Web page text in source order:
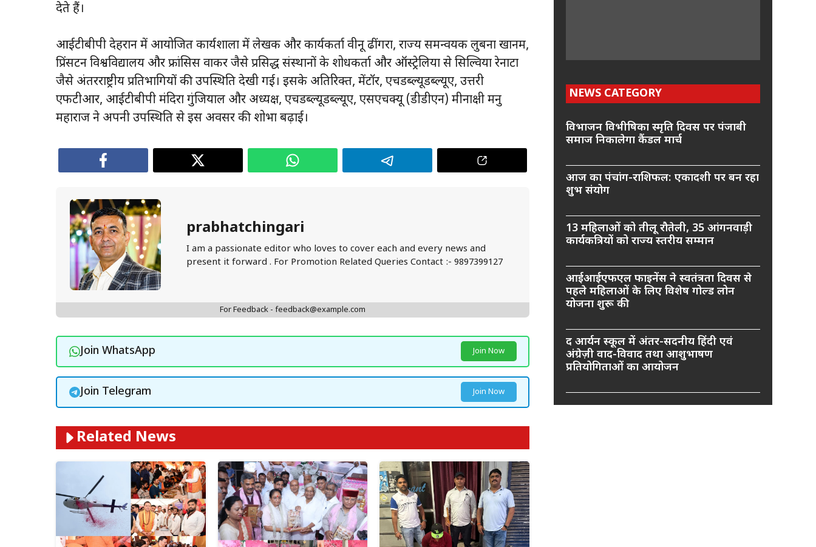
देते हैं।
आईटीबीपी देहरादून में आयोजित कार्यशाला में लेखक और कार्यकर्ता वीनू ढींगरा, राज्य समन्वयक लुबना खानम,
प्रिंसटन विश्वविद्यालय और फ्रांसिस वाकर जैसे प्रसिद्ध संस्थानों के शोधकर्ता और ऑस्ट्रेलिया से सिल्विया रेनाटा
जैसे अंतरराष्ट्रीय प्रतिभागियों की उपस्थिति देखी गई। इसके अतिरिक्त, मेंटॉर, एचडब्ल्यूडब्ल्यूए, उत्तरी
एफटीआर, आईटीबीपी मंदिरा गुंजियाल और अध्यक्ष, एचडब्ल्यूडब्ल्यूए, एसएचक्यू (डीडीएन) मीनाक्षी मनु
महाराज ने अपनी उपस्थिति से इस अवसर की शोभा बढ़ाई।
prabhatchingari
I am a passionate editor who loves to cover each and every news and
present it forward . For Promotion Related Queries Contact :- 9897399127
For Feedback - feedback@example.com
Join WhatsApp Join Now
Join Telegram Join Now
Related News
NEWS CATEGORY
विभाजन विभीषिका स्मृति दिवस पर पंजाबी
समाज निकालेगा कैंडल मार्च
आज का पंचांग-राशिफल: एकादशी पर बन रहा
शुभ संयोग
13 महिलाओं को तीलू रौतेली, 35 आंगनवाड़ी
कार्यकत्रियों को राज्य स्तरीय सम्मान
आईआईएफएल फाइनेंस ने स्वतंत्रता दिवस से
पहले महिलाओं के लिए विशेष गोल्ड लोन
योजना शुरू की
द आर्यन स्कूल में अंतर-सदनीय हिंदी एवं
अंग्रेज़ी वाद-विवाद तथा आशुभाषण
प्रतियोगिताओं का आयोजन